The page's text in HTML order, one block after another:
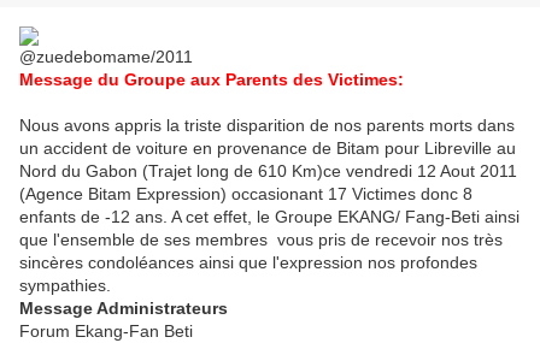
@zuedebomame/2011
Message du Groupe aux Parents des Victimes:
Nous avons appris la triste disparition de nos parents morts dans
un accident de voiture en provenance de Bitam pour Libreville au
Nord du Gabon (Trajet long de 610 Km)ce vendredi 12 Aout 2011
(Agence Bitam Expression) occasionant 17 Victimes donc 8
enfants de -12 ans. A cet effet, le Groupe EKANG/ Fang-Beti ainsi
que l'ensemble de ses membres vous pris de recevoir nos très
sincères condoléances ainsi que l'expression nos profondes
sympathies.
Message Administrateurs
Forum Ekang-Fan Beti